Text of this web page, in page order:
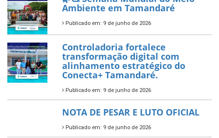
fortalecer a saúde pública do
município.
Publicado em: 10 de junho de 2026
Prefeitura de Tamandaré abre
inscrições para o Festival
Multicultural PNAB 2026
Publicado em: 9 de junho de 2026
🌳🌱 Projeto Arborização Urbana!
Publicado em: 9 de junho de 2026